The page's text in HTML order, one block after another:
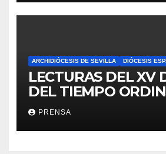
ARCHIDIÓCESIS DE SEVILLA DIÓCESIS
LECTURAS DEL XV
DEL TIEMPO
PRENSA